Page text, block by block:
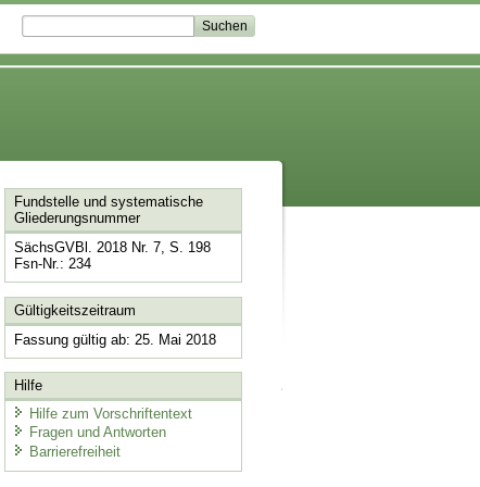
Fundstelle und systematische
Gliederungsnummer
SächsGVBl. 2018 Nr. 7, S. 198
Fsn-Nr.: 234
Gültigkeitszeitraum
Fassung gültig ab: 25. Mai 2018
Hilfe
Hilfe zum Vorschriftentext
Fragen und Antworten
Barrierefreiheit